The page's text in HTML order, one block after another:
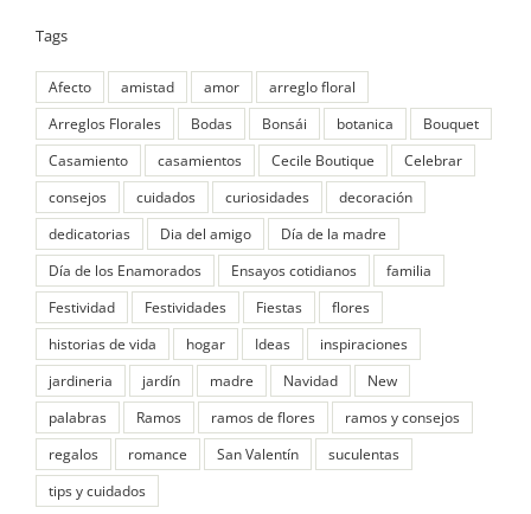
Tags
Afecto amistad amor
arreglo floral
Arreglos Florales
Bodas Bonsái botanica
Bouquet
Casamiento
casamientos Cecile Boutique
Celebrar
consejos
cuidados curiosidades
decoración
dedicatorias
Dia del amigo
Día de la madre
Día de los Enamorados
Ensayos cotidianos
familia
Festividad
Festividades Fiestas
flores
historias de vida
hogar Ideas
inspiraciones
jardineria
jardín madre Navidad
New
palabras
Ramos ramos de flores
ramos y consejos
regalos
romance San Valentín
suculentas
tips y cuidados